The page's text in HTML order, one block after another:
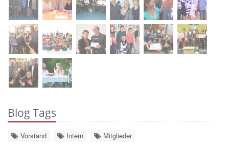
Blog Tags
Vorstand Intern Mitglieder